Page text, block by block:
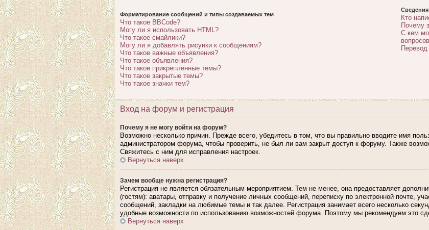
Форматирование сообщений и типы создаваемых тем
Что такое BBCode?
Могу ли я использовать HTML?
Что такое смайлики?
Могу ли я добавлять рисунки к сообщениям?
Что такое важные объявления?
Что такое объявления?
Что такое прикрепленные темы?
Что такое закрытые темы?
Что такое значки тем?
Кто
Почему
С кем
Перевод
Вход на форум и регистрация
Почему я не могу войти на форум?
Возможно несколько причин. Прежде всего, убедитесь в том, что вы правильно вводите имя
администратором форума, чтобы проверить, не был ли вам закрыт доступ к форуму. Также
Свяжитесь с ним для исправления настроек.
Вернуться наверх
Зачем вообще нужна регистрация?
Регистрация не является обязательным мероприятием. Тем не менее, она предоставляет
(гостям): аватары, отправку и получение личных сообщений, переписку по электронной почте,
сообщений, закладки на любимые темы и так далее. Регистрация занимает всего несколько
удобные возможности по использованию возможностей форума. Поэтому мы рекомендуем это
Вернуться наверх